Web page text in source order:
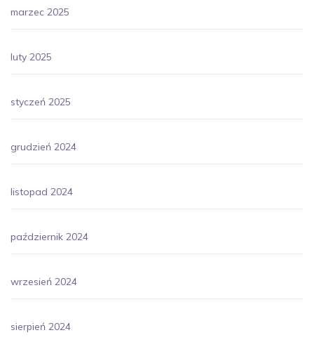
marzec 2025
luty 2025
styczeń 2025
grudzień 2024
listopad 2024
październik 2024
wrzesień 2024
sierpień 2024